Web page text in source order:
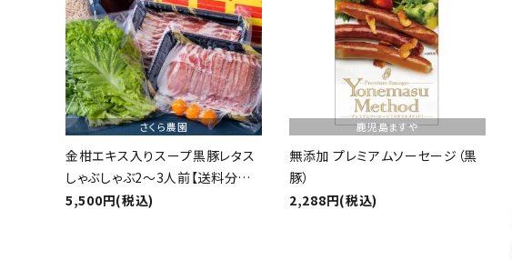
さくら農園
金柑エキス入りスープ黒豚レタス
しゃぶしゃぶ2～3人前【送料分おト
ク】
5,500円(税込)
鹿児島ますや
無添加 プレミアムソーセージ（黒
豚）
2,288円(税込)